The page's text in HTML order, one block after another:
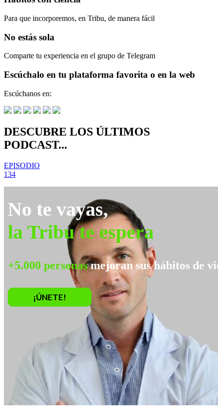
Para que incorporemos, en Tribu, de manera fácil
No estás sola
Comparte tu experiencia en el grupo de Telegram
Escúchalo en tu plataforma favorita o en la web
Escúchanos en:
DESCUBRE LOS ÚLTIMOS
PODCAST...
EPISODIO
134
No te vayas,
la Tribu te espera
+5.000 personasmejoran sus hábitos de
¡ÚNETE!